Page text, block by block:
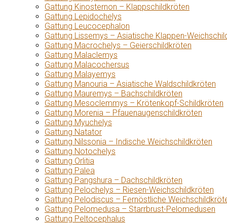
Gattung Kinosternon – Klappschildkröten
Gattung Lepidochelys
Gattung Leucocephalon
Gattung Lissemys – Asiatische Klappen-
Gattung Macrochelys – Geierschildkröten
Gattung Malaclemys
Gattung Malacochersus
Gattung Malayemys
Gattung Manouria – Asiatische Waldschildkröten
Gattung Mauremys – Bachschildkröten
Gattung Mesoclemmys – Krötenkopf-Schildkröten
Gattung Morenia – Pfauenaugenschildkröten
Gattung Myuchelys
Gattung Natator
Gattung Nilssonia – Indische Weichschildkröten
Gattung Notochelys
Gattung Orlitia
Gattung Palea
Gattung Pangshura – Dachschildkröten
Gattung Pelochelys – Riesen-Weichschildkröten
Gattung Pelodiscus – Fernöstliche
Gattung Pelomedusa – Starrbrust-Pelomedusen
Gattung Peltocephalus